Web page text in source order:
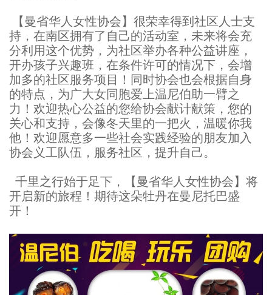
【曼省华人女性协会】很荣幸得到社区人士支
持，在南区拥有了自己的活动室，未来将会充
分利用这个优势，为社区举办各种公益讲座，
开办孩子兴趣班，在条件许可的情况下，会增
加多的社区服务项目！同时协会也会根据自身
的特点，为广大女同胞爱上温尼伯助一臂之
力！欢迎热心公益的您给协会献计献策，您的
关心和支持，会像冬天里的一把火，温暖你我
他！欢迎愿意多一些社会实践经验的朋友加入
协会义工队伍，服务社区，提升自己。
千里之行始于足下，【曼省华人女性协会】将
开启新的旅程！期待这朵牡丹在曼尼托巴盛
开！